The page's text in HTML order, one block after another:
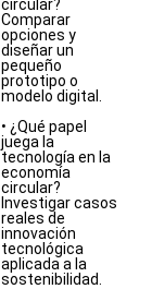
circular?
Comparar
opciones y
diseñar un
pequeño
prototipo o
modelo digital.
• ¿Qué papel
juega la
tecnología en la
economía
circular?
Investigar casos
reales de
innovación
tecnológica
aplicada a la
sostenibilidad.